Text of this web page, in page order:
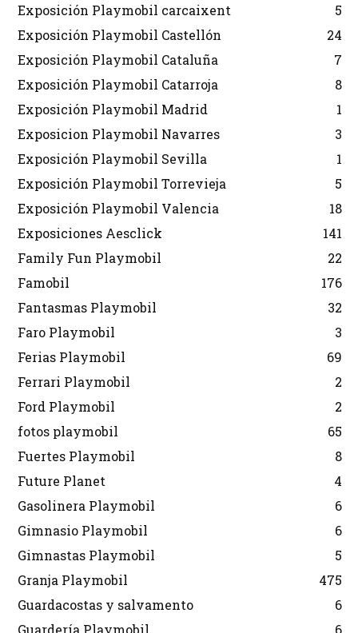
Exposición Playmobil carcaixent
5
Exposición Playmobil Castellón
24
Exposición Playmobil Cataluña
7
Exposición Playmobil Catarroja
8
Exposición Playmobil Madrid
1
Exposicion Playmobil Navarres
3
Exposición Playmobil Sevilla
1
Exposición Playmobil Torrevieja
5
Exposición Playmobil Valencia
18
Exposiciones Aesclick
141
Family Fun Playmobil
22
Famobil
176
Fantasmas Playmobil
32
Faro Playmobil
3
Ferias Playmobil
69
Ferrari Playmobil
2
Ford Playmobil
2
fotos playmobil
65
Fuertes Playmobil
8
Future Planet
4
Gasolinera Playmobil
6
Gimnasio Playmobil
6
Gimnastas Playmobil
5
Granja Playmobil
475
Guardacostas y salvamento
6
Guardería Playmobil
6